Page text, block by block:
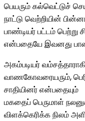
பெயரும் கல்வெட்டுச்
நாட்டு வெற்றியின்
பாண்டியர் பட்டம்
என்பதையே இவனது
அகம்படியர்
வாணகோவரையரும்,
சாதியினர் என்பதையும்
மகதைப் பெருமாள்
விளக்கெரிக்க நிலம்